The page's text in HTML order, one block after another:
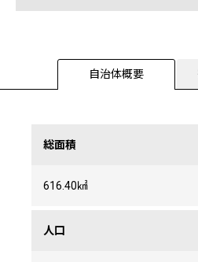
自治体概要
総面積
616.40㎢
人口